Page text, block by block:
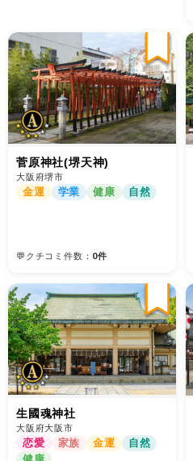
菅原神社(堺天神)
大阪府堺市
金運 学業 健康 自然
💬クチコミ件数： 0件
生國魂神社
大阪府大阪市
恋愛 家族 金運
自然